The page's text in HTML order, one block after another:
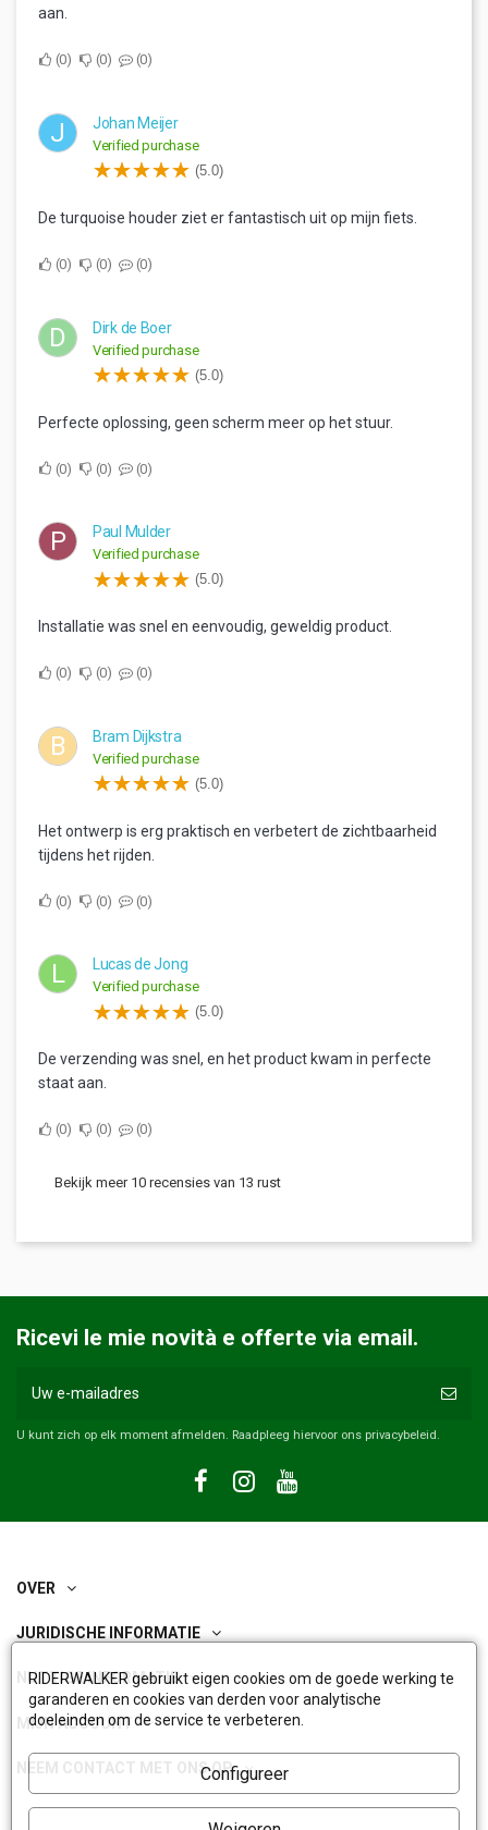
aan.
0 0 0
J Johan Meijer
Verified purchase
(5.0)
De turquoise houder ziet er fantastisch uit op mijn fiets.
0 0 0
D Dirk de Boer
Verified purchase
(5.0)
Perfecte oplossing, geen scherm meer op het stuur.
0 0 0
P Paul Mulder
Verified purchase
(5.0)
Installatie was snel en eenvoudig, geweldig product.
0 0 0
B Bram Dijkstra
Verified purchase
(5.0)
Het ontwerp is erg praktisch en verbetert de zichtbaarheid
tijdens het rijden.
0 0 0
L Lucas de Jong
Verified purchase
(5.0)
De verzending was snel, en het product kwam in perfecte
staat aan.
0 0 0
Bekijk meer 10 recensies van 13 rust
Ricevi le mie novità e offerte via email.
U kunt zich op elk moment afmelden. Raadpleeg hiervoor ons privacybeleid.
OVER
JURIDISCHE INFORMATIE
NUTTIGE INFORMATIE
MIJN ACCOUNT
NEEM CONTACT MET ONS OP
RIDERWALKER gebruikt eigen cookies om de goede werking te
garanderen en cookies van derden voor analytische
doeleinden om de service te verbeteren.
Configureer